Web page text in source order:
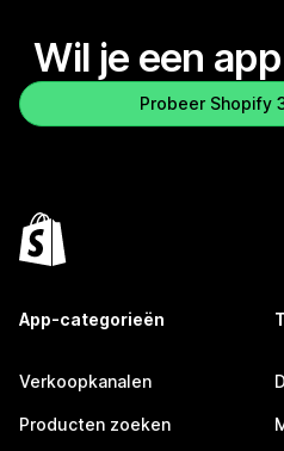
Wil je een
Probeer Shopify
App-categorieën
Verkoopkanalen
Producten zoeken